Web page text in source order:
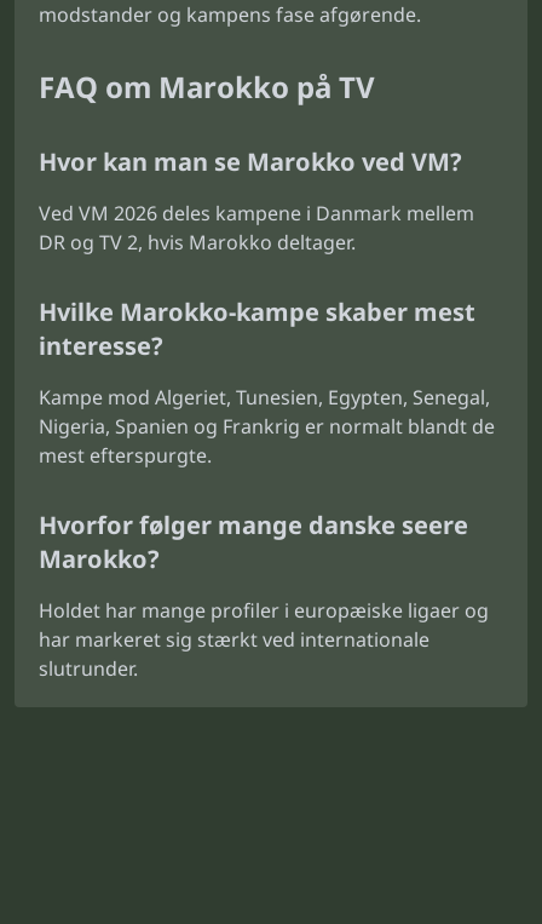
modstander og kampens fase afgørende.
FAQ om Marokko på TV
Hvor kan man se Marokko ved VM?
Ved VM 2026 deles kampene i Danmark mellem
DR og TV 2, hvis Marokko deltager.
Hvilke Marokko-kampe skaber mest
interesse?
Kampe mod Algeriet, Tunesien, Egypten, Senegal,
Nigeria, Spanien og Frankrig er normalt blandt de
mest efterspurgte.
Hvorfor følger mange danske seere
Marokko?
Holdet har mange profiler i europæiske ligaer og
har markeret sig stærkt ved internationale
slutrunder.